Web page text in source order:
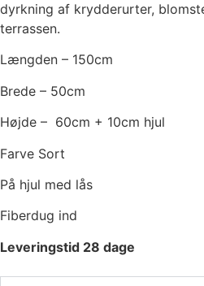
dyrkning af krydderurter,
terrassen.
Længden – 150cm
Brede – 50cm
Højde – 60cm + 10cm hjul
Farve Sort
På hjul med lås
Fiberdug ind
Leveringstid 28 dage